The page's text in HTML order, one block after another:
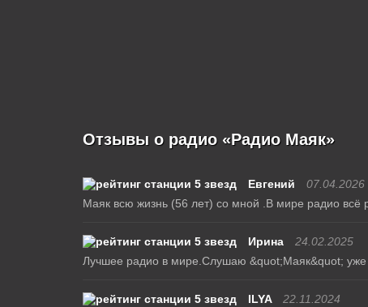
Отзывы о радио «Радио Маяк»
Евгений
07.04.2026
Маяк всю жизнь (56 лет) со мной .В мире радио всё
Ирина
24.02.2025
Лучшее радио в мире.Слушаю &quot;Маяк&quot; уже
ILYA
22.11.2024